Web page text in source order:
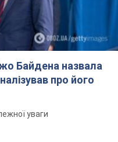
Байдена назвала
про його
уваги